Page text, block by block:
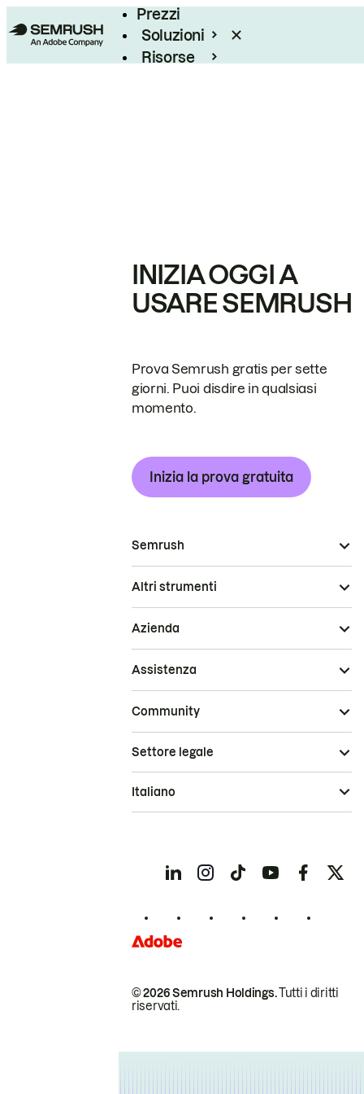
Prezzi
Soluzioni
Risorse
INIZIA OGGI A
USARE SEMRUSH
Prova Semrush gratis per sette
giorni. Puoi disdire in qualsiasi
momento.
Inizia la prova gratuita
Semrush
Altri strumenti
Azienda
Assistenza
Community
© 2026 Semrush Holdings.Tutti i diritti
riservati.
Settore legale
Italiano